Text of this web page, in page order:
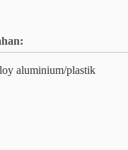
aluminium/plastik